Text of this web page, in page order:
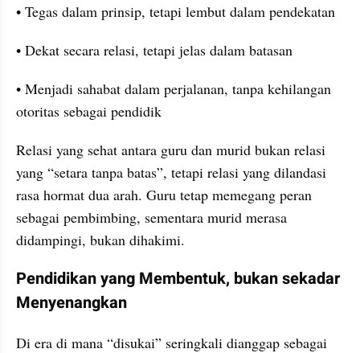
• Tegas dalam prinsip, tetapi lembut dalam pendekatan
• Dekat secara relasi, tetapi jelas dalam batasan
• Menjadi sahabat dalam perjalanan, tanpa kehilangan
otoritas sebagai pendidik
Relasi yang sehat antara guru dan murid bukan relasi
yang “setara tanpa batas”, tetapi relasi yang dilandasi
rasa hormat dua arah. Guru tetap memegang peran
sebagai pembimbing, sementara murid merasa
didampingi, bukan dihakimi.
Pendidikan yang Membentuk, bukan sekadar
Menyenangkan
Di era di mana “disukai” seringkali dianggap sebagai